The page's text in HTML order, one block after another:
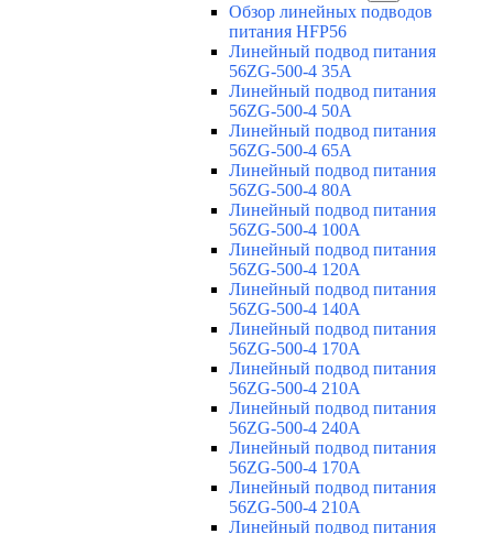
Обзор линейных подводов
питания HFP56
Линейный подвод питания
56ZG-500-4 35A
Линейный подвод питания
56ZG-500-4 50A
Линейный подвод питания
56ZG-500-4 65A
Линейный подвод питания
56ZG-500-4 80A
Линейный подвод питания
56ZG-500-4 100A
Линейный подвод питания
56ZG-500-4 120A
Линейный подвод питания
56ZG-500-4 140A
Линейный подвод питания
56ZG-500-4 170A
Линейный подвод питания
56ZG-500-4 210A
Линейный подвод питания
56ZG-500-4 240A
Линейный подвод питания
56ZG-500-4 170A
Линейный подвод питания
56ZG-500-4 210A
Линейный подвод питания